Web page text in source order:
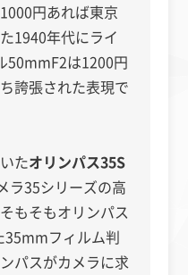
円あれば東京
1940年代にライ
50mmF2は1200円
誇張された表現で
たオリンパス35S
ラ35シリーズの高
もそもオリンパス
35mmフィルム判
パスがカメラに求